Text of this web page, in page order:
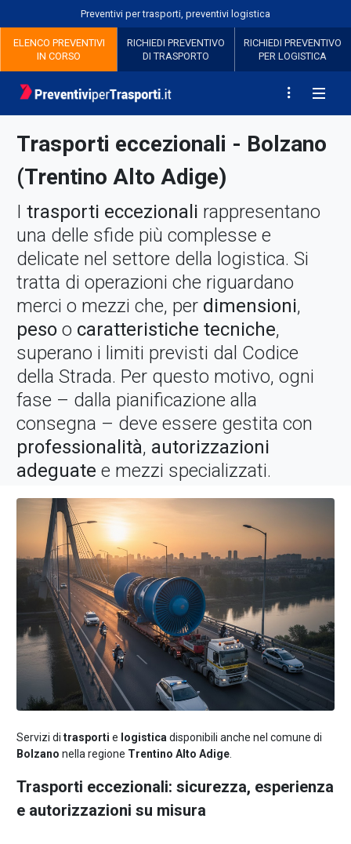
Preventivi per trasporti, preventivi logistica
ELENCO PREVENTIVI
IN CORSO
RICHIEDI PREVENTIVO
DI TRASPORTO
RICHIEDIPREVENTIVO
PER LOGISTICA
Trasporti eccezionali - Bolzano
(Trentino Alto Adige)
I trasporti eccezionali rappresentano
una delle sfide più complesse e
delicate nel settore della logistica. Si
tratta di operazioni che riguardano
merci o mezzi che, per dimensioni,
pesoo caratteristiche tecniche,
superano i limiti previsti dal Codice
della Strada. Per questo motivo, ogni
fase – dalla pianificazione alla
consegna – deve essere gestita con
professionalità, autorizzazioni
adeguate e mezzi specializzati.
Servizi di trasporti e logistica disponibili anche nel comune di
Bolzano nella regione Trentino Alto Adige.
Trasporti eccezionali: sicurezza, esperienza
e autorizzazioni su misura